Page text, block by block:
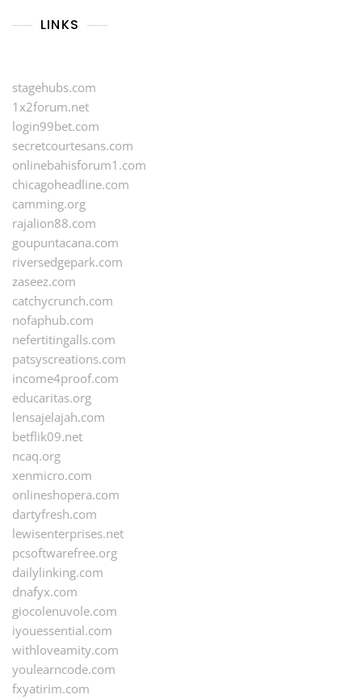
LINKS
stagehubs.com
1x2forum.net
login99bet.com
secretcourtesans.com
onlinebahisforum1.com
chicagoheadline.com
camming.org
rajalion88.com
goupuntacana.com
riversedgepark.com
zaseez.com
catchycrunch.com
nofaphub.com
nefertitingalls.com
patsyscreations.com
income4proof.com
educaritas.org
lensajelajah.com
betflik09.net
ncaq.org
xenmicro.com
onlineshopera.com
dartyfresh.com
lewisenterprises.net
pcsoftwarefree.org
dailylinking.com
dnafyx.com
giocolenuvole.com
iyouessential.com
withloveamity.com
youlearncode.com
fxyatirim.com